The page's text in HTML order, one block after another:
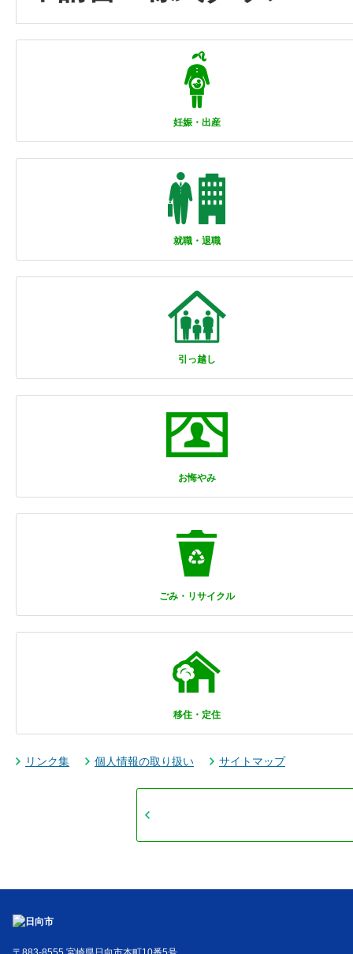
妊娠・出産
就職・退職
引っ越し
お悔やみ
ごみ・リサイクル
移住・定住
リンク集 個人情報の取り扱い サイトマップ